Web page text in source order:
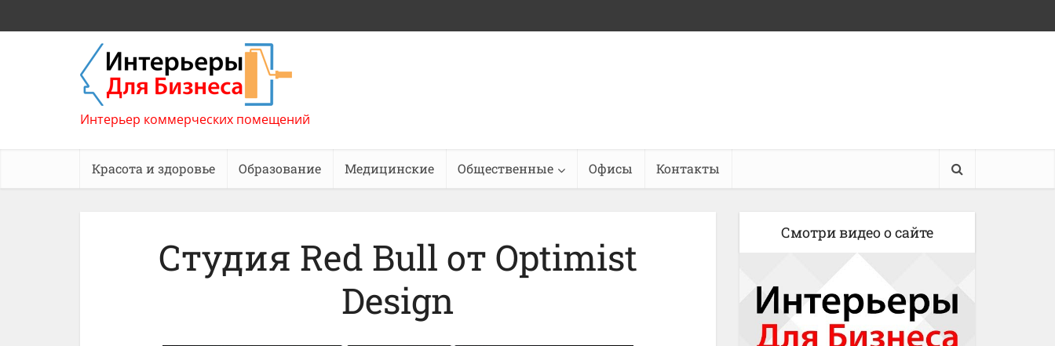
Интерьер коммерческих помещений
Красота и здоровье Образование Медицинские Общественные Офисы Контакты
Студия Red Bull от Optimist
Design
Смотри видео о сайте